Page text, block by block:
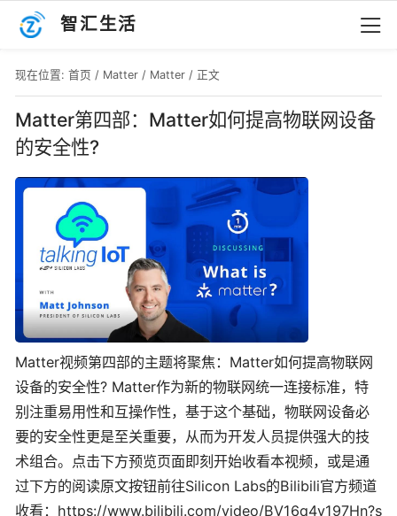
智汇生活
现在位置: 首页 / Matter / Matter / 正文
Matter第四部：Matter如何提高物联网设备
的安全性?
Matter视频第四部的主题将聚焦：Matter如何提高物联网
设备的安全性? Matter作为新的物联网统一连接标准，特
别注重易用性和互操作性，基于这个基础，物联网设备必
要的安全性更是至关重要，从而为开发人员提供强大的技
术组合。点击下方预览页面即刻开始收看本视频，或是通
过下方的阅读原文按钮前往Silicon Labs的Bilibili官方频道
收看：https://www.bilibili.com/video/BV16q4y197Hn?s